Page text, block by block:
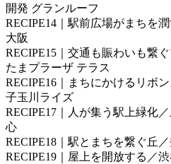
開発 グランルーフ
RECIPE14｜駅前広場がまちを
大阪
RECIPE15｜交通も賑わいも繋
たまプラーザ テラス
RECIPE16｜まちにかけるリボ
子玉川ライズ
RECIPE17｜人が集う駅上緑化
心
RECIPE18｜駅とまちを繋ぐ丘
RECIPE19｜屋上を開放する／